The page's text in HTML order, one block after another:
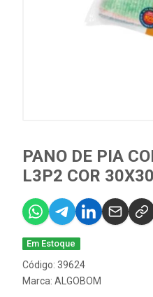
PANO DE PIA
L3P2 COR 30X30
Em Estoque
Código: 39624
Marca: ALGOBOM